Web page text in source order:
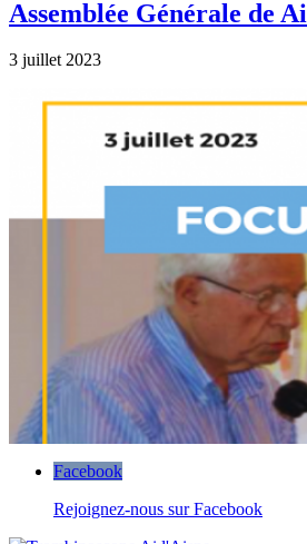
Assemblée Générale de
3 juillet 2023
Facebook
Rejoignez-nous sur Facebook